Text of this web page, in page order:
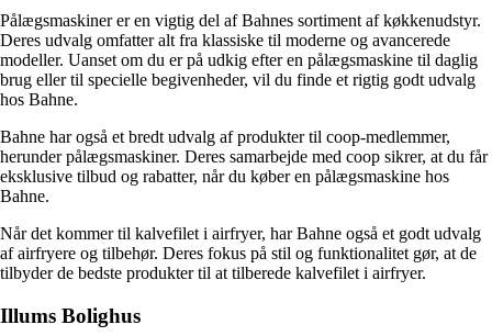
Pålægsmaskiner er en vigtig del af Bahnes sortiment af køkkenudstyr.
Deres udvalg omfatter alt fra klassiske til moderne og avancerede
modeller. Uanset om du er på udkig efter en pålægsmaskine til daglig
brug eller til specielle begivenheder, vil du finde et rigtig godt udvalg
hos Bahne.
Bahne har også et bredt udvalg af produkter til coop-medlemmer,
herunder pålægsmaskiner. Deres samarbejde med coop sikrer, at du får
eksklusive tilbud og rabatter, når du køber en pålægsmaskine hos
Bahne.
Når det kommer til kalvefilet i airfryer, har Bahne også et godt udvalg
af airfryere og tilbehør. Deres fokus på stil og funktionalitet gør, at de
tilbyder de bedste produkter til at tilberede kalvefilet i airfryer.
Illums Bolighus